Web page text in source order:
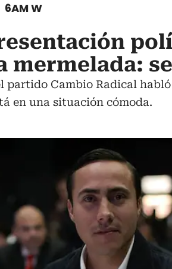
6AM W
mermelada:
partido Cambio Radical
en una situación cómoda.